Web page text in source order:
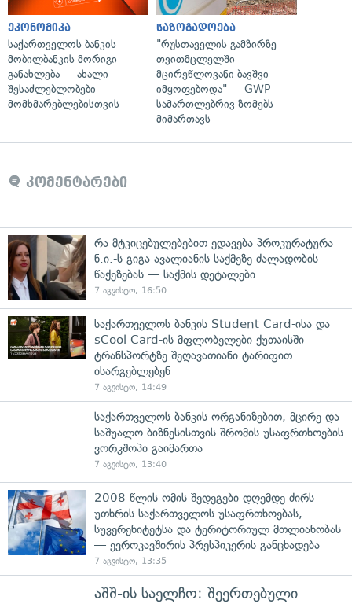
ეკონომიკა
საქართველოს ბანკის
მობილბანკის მორიგი
განახლება — ახალი
შესაძლებლობები
მომხმარებლებისთვის
საზოგადოება
"რუსთაველის გამზირზე
თვითმცლელში
მცირეწლოვანი ბავშვი
იმყოფებოდა" — GWP
სამართლებრივ ზომებს
მიმართავს
კომენტარები
რა მტკიცებულებებით ედავება პროკურატურა
ნ.ი.-ს გიგა ავალიანის საქმეზე ძალადობის
წაქეზებას — საქმის დეტალები
7 აგვისტო, 16:50
საქართველოს ბანკის Student Card-ისა და
sCool Card-ის მფლობელები ქუთაისში
ტრანსპორტზე შეღავათიანი ტარიფით
ისარგებლებენ
7 აგვისტო, 14:49
საქართველოს ბანკის ორგანიზებით, მცირე და
საშუალო ბიზნესისთვის შრომის უსაფრთხოების
ვორკშოპი გაიმართა
7 აგვისტო, 13:40
2008 წლის ომის შედეგები დღემდე ძირს
უთხრის საქართველოს უსაფრთხოებას,
სუვერენიტეტსა და ტერიტორიულ მთლიანობას
— ევროკავშირის პრესპიკერის განცხადება
7 აგვისტო, 13:35
აშშ-ის საელჩო: შეერთებული